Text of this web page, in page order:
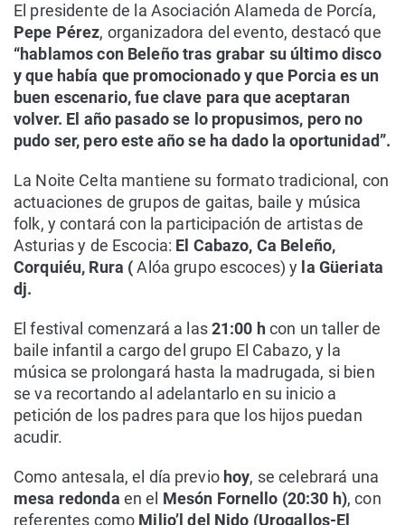
El presidente de la Asociación Alameda de Porcía,
Pepe Pérez, organizadora del evento, destacó que
“hablamos con Beleño tras grabar su último disco
y que había que promocionado y que Porcia es un
buen escenario, fue clave para que aceptaran
volver. El año pasado se lo propusimos, pero no
pudo ser, pero este año se ha dado la oportunidad”.
La Noite Celta mantiene su formato tradicional, con
actuaciones de grupos de gaitas, baile y música
folk, y contará con la participación de artistas de
Asturias y de Escocia: El Cabazo, Ca Beleño,
Corquiéu, Rura (Alóa grupo escoces) y la Güeriata
dj.
El festival comenzará a las21:00 hcon un taller de
baile infantil a cargo del grupo El Cabazo, y la
música se prolongará hasta la madrugada, si bien
se va recortando al adelantarlo en su inicio a
petición de los padres para que los hijos puedan
acudir.
Como antesala, el día previo hoy, se celebrará una
mesa redonda en el Mesón Fornello (20:30 h), con
referentes como Milio’l del Nido (Urogallos-El